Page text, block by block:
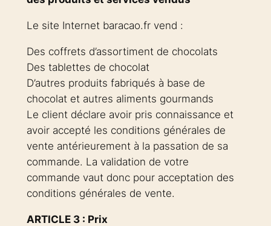
Le site Internet baracao.fr vend :
Des coffrets d’assortiment de chocolats
Des tablettes de chocolat
D’autres produits fabriqués à base de
chocolat et autres aliments gourmands
Le client déclare avoir pris connaissance et
avoir accepté les conditions générales de
vente antérieurement à la passation de sa
commande. La validation de votre
commande vaut donc pour acceptation des
conditions générales de vente.
ARTICLE 3 : Prix